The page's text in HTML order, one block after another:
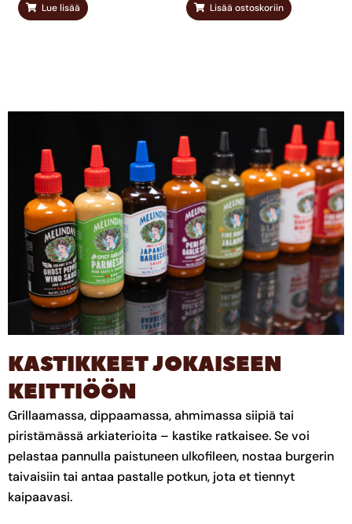
Lue lisää Lisää ostoskoriin
KASTIKKEET JOKAISEEN
KEITTIÖÖN
Grillaamassa, dippaamassa, ahmimassa siipiä tai
piristämässä arkiaterioita – kastike ratkaisee. Se voi
pelastaa pannulla paistuneen ulkofileen, nostaa burgerin
taivaisiin tai antaa pastalle potkun, jota et tiennyt
kaipaavasi.